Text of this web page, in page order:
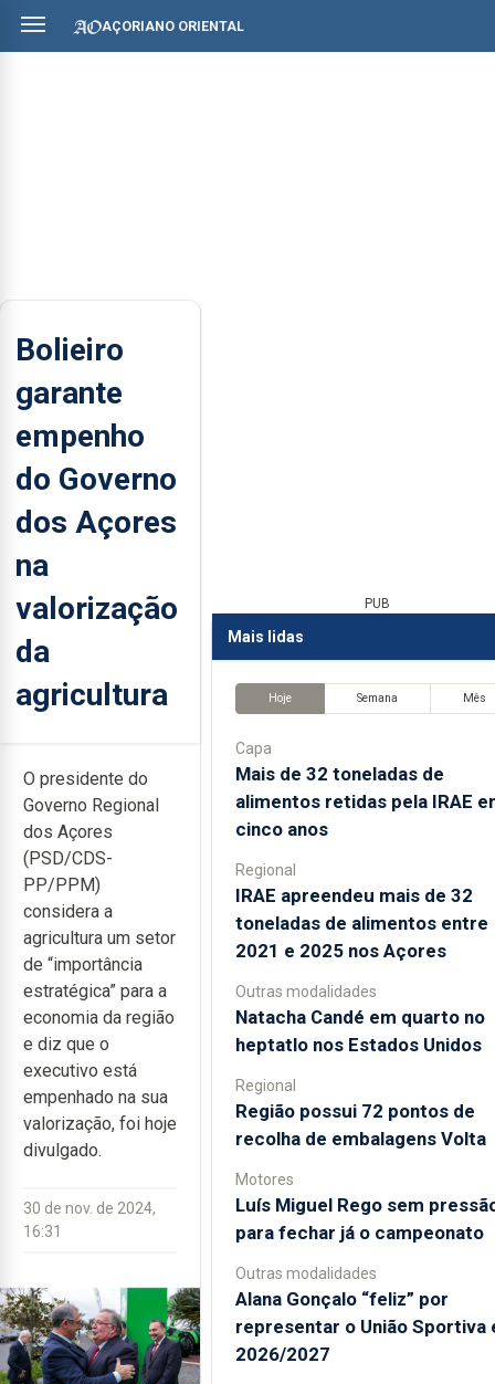
AÇORIANO ORIENTAL
Bolieiro
garante
empenho
do Governo
dos Açores
na
valorização
da
agricultura
O presidente do
Governo Regional
dos Açores
(PSD/CDS-
PP/PPM)
considera a
agricultura um setor
de “importância
estratégica” para a
economia da região
e diz que o
executivo está
empenhado na sua
valorização, foi hoje
divulgado.
30 de nov. de 2024,
16:31
PUB
Mais lidas
Hoje Semana Mês
Capa
Mais de 32 toneladas de
alimentos retidas pela IRAE
cinco anos
Regional
IRAE apreendeu mais de 32
toneladas de alimentos entre
2021 e 2025 nos Açores
Outras modalidades
Natacha Candé em quarto no
heptatlo nos Estados Unidos
Regional
Região possui 72 pontos de
recolha de embalagens Volta
Motores
Luís Miguel Rego sem
para fechar já o campeonato
Outras modalidades
Alana Gonçalo “feliz” por
representar o União Sportiva
2026/2027